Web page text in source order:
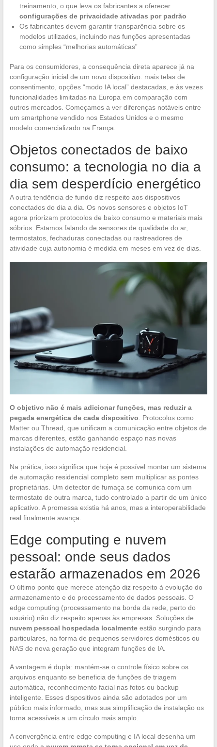
treinamento, o que leva os fabricantes a oferecer
configurações de privacidade ativadas por padrão
Os fabricantes devem garantir transparência sobre os
modelos utilizados, incluindo nas funções apresentadas
como simples “melhorias automáticas”
Para os consumidores, a consequência direta aparece já na
configuração inicial de um novo dispositivo: mais telas de
consentimento, opções “modo IA local” destacadas, e às vezes
funcionalidades limitadas na Europa em comparação com
outros mercados. Começamos a ver diferenças notáveis entre
um smartphone vendido nos Estados Unidos e o mesmo
modelo comercializado na França.
Objetos conectados de baixo
consumo: a tecnologia no dia a
dia sem desperdício energético
A outra tendência de fundo diz respeito aos dispositivos
conectados do dia a dia. Os novos sensores e objetos IoT
agora priorizam protocolos de baixo consumo e materiais mais
sóbrios. Estamos falando de sensores de qualidade do ar,
termostatos, fechaduras conectadas ou rastreadores de
atividade cuja autonomia é medida em meses em vez de dias.
O objetivo não é mais adicionar funções, mas reduzir a
pegada energética de cada dispositivo . Protocolos como
Matter ou Thread, que unificam a comunicação entre objetos de
marcas diferentes, estão ganhando espaço nas novas
instalações de automação residencial.
Na prática, isso significa que hoje é possível montar um sistema
de automação residencial completo sem multiplicar as pontes
proprietárias. Um detector de fumaça se comunica com um
termostato de outra marca, tudo controlado a partir de um único
aplicativo. A promessa existia há anos, mas a interoperabilidade
real finalmente avança.
Edge computing e nuvem
pessoal: onde seus dados
estarão armazenados em 2026
O último ponto que merece atenção diz respeito à evolução do
armazenamento e do processamento de dados pessoais. O
edge computing (processamento na borda da rede, perto do
usuário) não diz respeito apenas às empresas. Soluções de
nuvem pessoal hospedada localmenteestão surgindo para
particulares, na forma de pequenos servidores domésticos ou
NAS de nova geração que integram funções de IA.
A vantagem é dupla: mantém-se o controle físico sobre os
arquivos enquanto se beneficia de funções de triagem
automática, reconhecimento facial nas fotos ou backup
inteligente. Esses dispositivos ainda são adotados por um
público mais informado, mas sua simplificação de instalação os
torna acessíveis a um círculo mais amplo.
A convergência entre edge computing e IA local desenha um